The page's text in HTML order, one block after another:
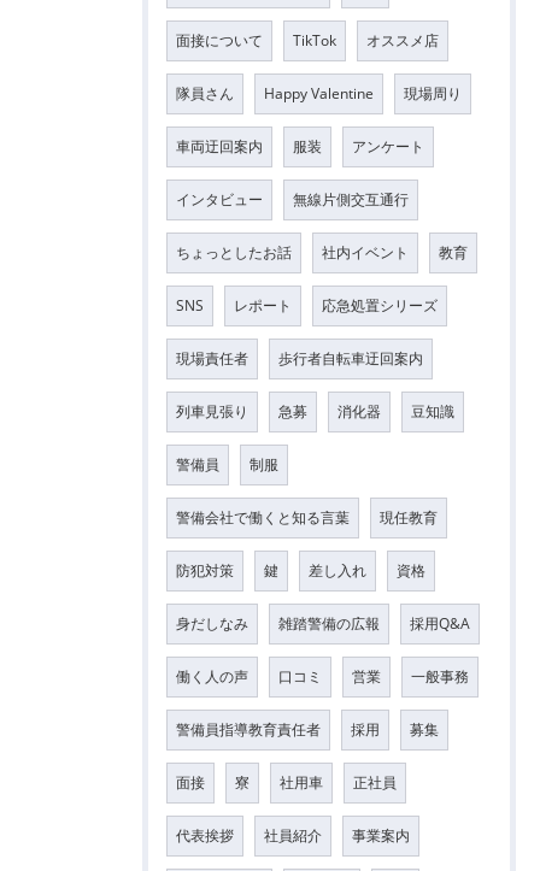
面接について TikTok オススメ店
隊員さん Happy Valentine 現場周り
車両迂回案内 服装 アンケート
インタビュー 無線片側交互通行
ちょっとしたお話 社内イベント 教育
SNS レポート 応急処置シリーズ
現場責任者 歩行者自転車迂回案内
列車見張り 急募 消化器 豆知識
警備員 制服
警備会社で働くと知る言葉 現任教育
防犯対策 鍵 差し入れ 資格
身だしなみ 雑踏警備の広報 採用Q&A
働く人の声 口コミ 営業 一般事務
警備員指導教育責任者 採用 募集
面接 寮 社用車 正社員
代表挨拶 社員紹介 事業案内